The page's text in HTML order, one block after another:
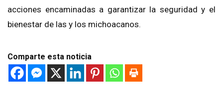
acciones encaminadas a garantizar la seguridad y el
bienestar de las y los michoacanos.
Comparte esta noticia